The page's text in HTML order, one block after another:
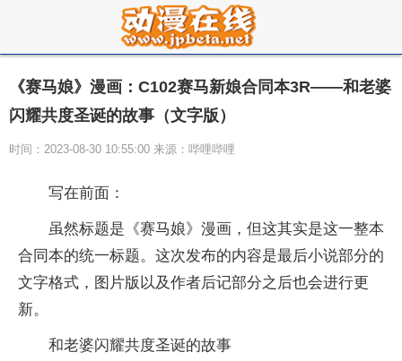
《赛马娘》漫画：C102赛马新娘合同本3R——和老婆
闪耀共度圣诞的故事（文字版）
时间：2023-08-30 10:55:00 来源：哔哩哔哩
写在前面：
虽然标题是《赛马娘》漫画，但这其实是这一整本
合同本的统一标题。这次发布的内容是最后小说部分的
文字格式，图片版以及作者后记部分之后也会进行更
新。
和老婆闪耀共度圣诞的故事